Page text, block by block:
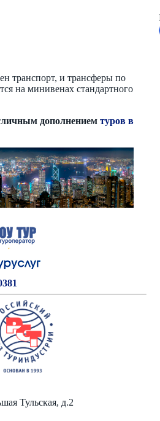
транспорт, и трансферы по
на минивенах стандартного
дополнением туров в
Тульская, д.2